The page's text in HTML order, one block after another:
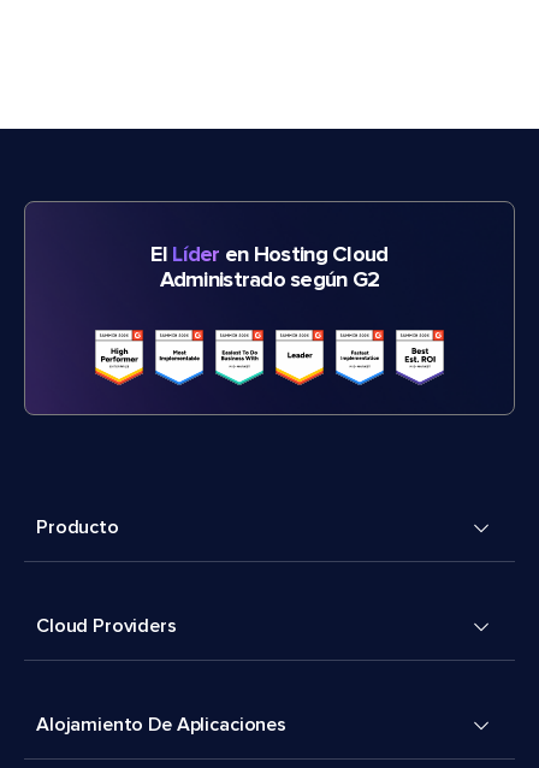
El Líder en Hosting Cloud
Administrado según G2
Producto
Cloud Providers
Alojamiento De Aplicaciones